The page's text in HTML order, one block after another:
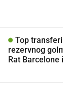
Top
rezervnog
Rat Barcelone